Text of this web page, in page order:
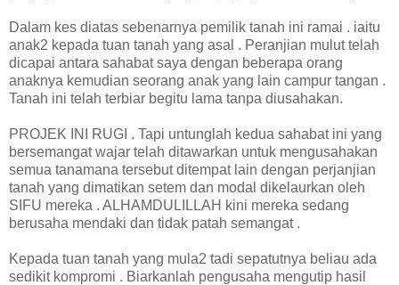
Dalam kes diatas sebenarnya pemilik tanah ini ramai . iaitu
anak2 kepada tuan tanah yang asal . Peranjian mulut telah
dicapai antara sahabat saya dengan beberapa orang
anaknya kemudian seorang anak yang lain campur tangan .
Tanah ini telah terbiar begitu lama tanpa diusahakan.
PROJEK INI RUGI . Tapi untunglah kedua sahabat ini yang
bersemangat wajar telah ditawarkan untuk mengusahakan
semua tanamana tersebut ditempat lain dengan perjanjian
tanah yang dimatikan setem dan modal dikelaurkan oleh
SIFU mereka . ALHAMDULILLAH kini mereka sedang
berusaha mendaki dan tidak patah semangat .
Kepada tuan tanah yang mula2 tadi sepatutnya beliau ada
sedikit kompromi . Biarkanlah pengusaha mengutip hasil